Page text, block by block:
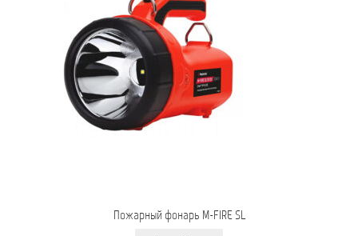
Пожарный фонарь M-FIRE SL